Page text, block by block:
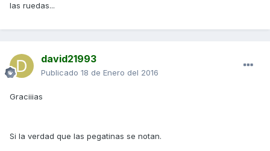
las ruedas...
david21993
Publicado 18 de Enero del 2016
Graciiias
Si la verdad que las pegatinas se notan.